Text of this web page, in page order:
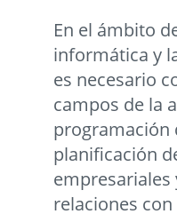
En el ámbito
informática y
es necesario
campos de la
programación
planificación
empresariales
relaciones